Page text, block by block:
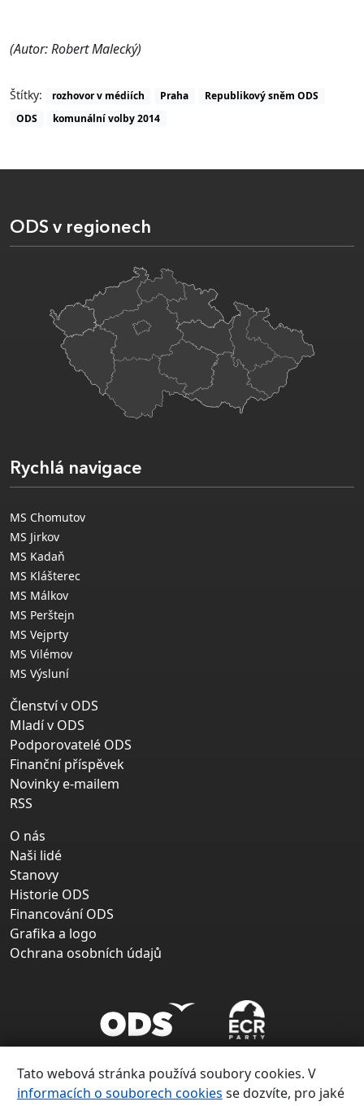
(Autor: Robert Malecký)
Štítky: rozhovor v médiích Praha
Republikový sněm ODS
ODS
komunální volby 2014
ODS v regionech
Rychlá navigace
MS Chomutov
MS Jirkov
MS Kadaň
MS Klášterec
MS Málkov
MS Perštejn
MS Vejprty
MS Vilémov
MS Výsluní
Členství v ODS
Mladí v ODS
Podporovatelé ODS
Finanční příspěvek
Novinky e-mailem
RSS
O nás
Naši lidé
Stanovy
Historie ODS
Financování ODS
Grafika a logo
Ochrana osobních údajů
Tato webová stránka používá soubory cookies. V
informacích o souborech cookies se dozvíte, pro jaké